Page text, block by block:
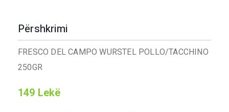
Përshkrimi
FRESCO DEL CAMPO WURSTEL POLLO/TACCHINO
250GR
149 Lekë